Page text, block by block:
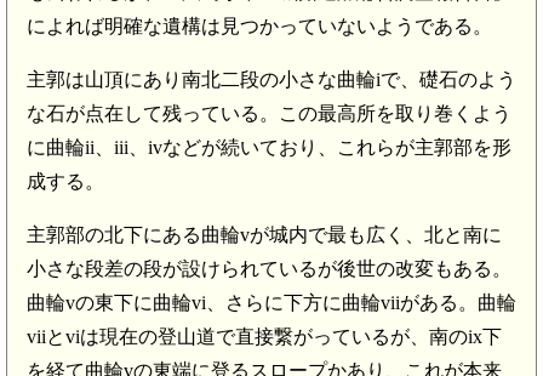
によれば明確な遺構は見つかっていないようである。
主郭は山頂にあり南北二段の小さな曲輪iで、礎石のよう
な石が点在して残っている。この最高所を取り巻くよう
に曲輪ii、iii、ivなどが続いており、これらが主郭部を形
成する。
主郭部の北下にある曲輪vが城内で最も広く、北と南に
小さな段差の段が設けられているが後世の改変もある。
曲輪vの東下に曲輪vi、さらに下方に曲輪viiがある。曲輪
viiとviは現在の登山道で直接繋がっているが、南のix下
を経て曲輪vの東端に登るスロープかあり、これが本来